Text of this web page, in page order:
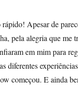
Apesar de
pela alegria que me
em mim para
diferentes
começou. E ainda